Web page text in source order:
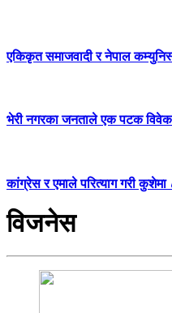
एकिकृत समाजवादी र नेपाल कम्युनिस्ट
भेरी नगरका जनताले एक पटक विवेक
कांग्रेस र एमाले परित्याग गरी
विजनेस